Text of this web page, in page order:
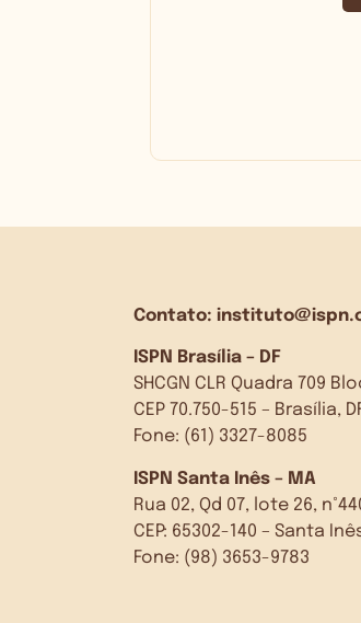
Contato:
ISPN Brasília – DF
SHCGN CLR Quadra 709
CEP 70.750-515 – Brasília,
Fone: (61) 3327-8085
ISPN Santa Inês – MA
Rua 02, Qd 07, lote 26,
CEP: 65302-140 – Santa
Fone: (98) 3653-9783